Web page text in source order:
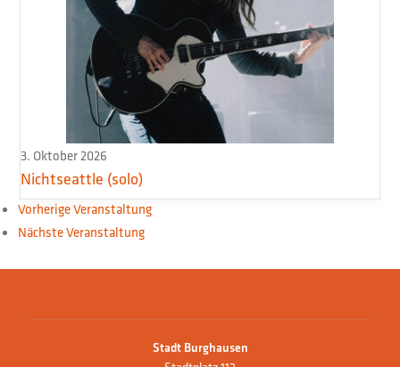
3. Oktober 2026
Nichtseattle (solo)
Vorherige Veranstaltung
Nächste Veranstaltung
Stadt Burghausen